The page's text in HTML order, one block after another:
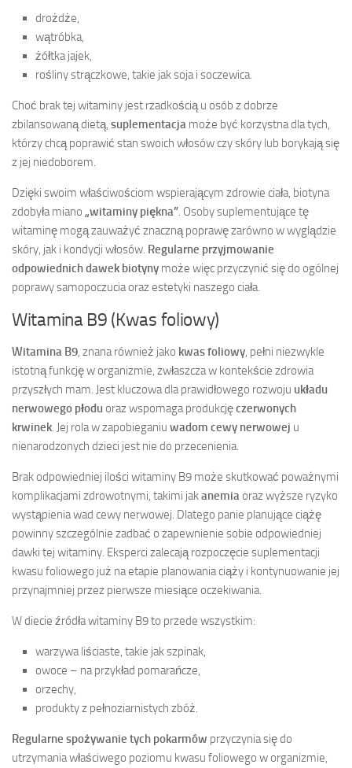
drożdże,
wątróbka,
żółtka jajek,
rośliny strączkowe, takie jak soja i soczewica.
Choć brak tej witaminy jest rzadkością u osób z dobrze
zbilansowaną dietą, suplementacja może być korzystna dla tych,
którzy chcą poprawić stan swoich włosów czy skóry lub borykają się
z jej niedoborem.
Dzięki swoim właściwościom wspierającym zdrowie ciała, biotyna
zdobyła miano „witaminy piękna”. Osoby suplementujące tę
witaminę mogą zauważyć znaczną poprawę zarówno w wyglądzie
skóry, jak i kondycji włosów. Regularne przyjmowanie
odpowiednich dawek biotyny może więc przyczynić się do ogólnej
poprawy samopoczucia oraz estetyki naszego ciała.
Witamina B9 (Kwas foliowy)
Witamina B9, znana również jako kwas foliowy, pełni niezwykle
istotną funkcję w organizmie, zwłaszcza w kontekście zdrowia
przyszłych mam. Jest kluczowa dla prawidłowego rozwoju układu
nerwowego płoduoraz wspomaga produkcjęczerwonych
krwinek. Jej rola w zapobieganiu wadom cewy nerwowej u
nienarodzonych dzieci jest nie do przecenienia.
Brak odpowiedniej ilości witaminy B9 może skutkować poważnymi
komplikacjami zdrowotnymi, takimi jakanemiaoraz wyższe ryzyko
wystąpienia wad cewy nerwowej. Dlatego panie planujące ciążę
powinny szczególnie zadbać o zapewnienie sobie odpowiedniej
dawki tej witaminy. Eksperci zalecają rozpoczęcie suplementacji
kwasu foliowego już na etapie planowania ciąży i kontynuowanie jej
przynajmniej przez pierwsze miesiące oczekiwania.
W diecie źródła witaminy B9 to przede wszystkim:
warzywa liściaste, takie jak szpinak,
owoce – na przykład pomarańcze,
orzechy,
produkty z pełnoziarnistych zbóż.
Regularne spożywanie tych pokarmów przyczynia się do
utrzymania właściwego poziomu kwasu foliowego w organizmie,